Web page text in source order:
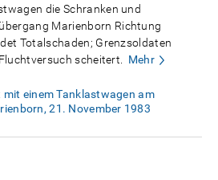
die Schranken und
Marienborn Richtung
Totalschaden; Grenzsoldaten
scheitert. Mehr
einem Tanklastwagen am
21. November 1983